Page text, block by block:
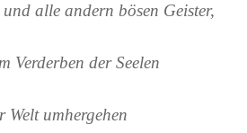
alle andern bösen Geister,
Verderben der Seelen
Welt umhergehen